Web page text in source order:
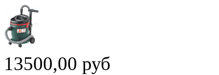
13500,00 руб